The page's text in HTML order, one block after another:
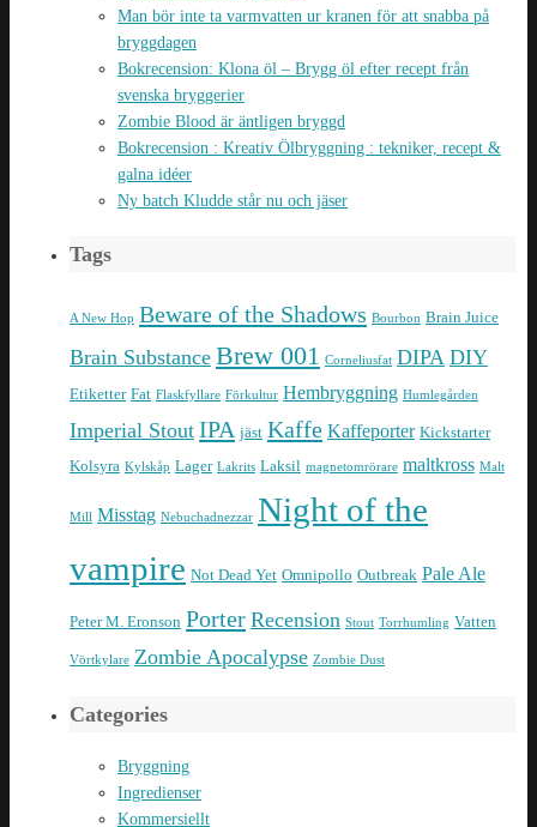
Man bör inte ta varmvatten ur kranen för att snabba på
bryggdagen
Bokrecension: Klona öl – Brygg öl efter recept från
svenska bryggerier
Zombie Blood är äntligen bryggd
Bokrecension : Kreativ Ölbryggning : tekniker, recept &
galna idéer
Ny batch Kludde står nu och jäser
Tags
A New Hop Beware of the Shadows Bourbon Brain Juice
Brain Substance Brew 001 Corneliusfat DIPA DIY
Etiketter Fat Flaskfyllare Förkultur Hembryggning Humlegården
Imperial Stout IPA jäst Kaffe Kaffeporter Kickstarter
Kolsyra Kylskåp Lager Lakrits Laksil magnetomrörare maltkross Malt
Mill Misstag Nebuchadnezzar Night of the
vampire Not Dead Yet Omnipollo Outbreak Pale Ale
Peter M. Eronson Porter Recension Stout Torrhumling Vatten
Vörtkylare Zombie Apocalypse Zombie Dust
Categories
Bryggning
Ingredienser
Kommersiellt